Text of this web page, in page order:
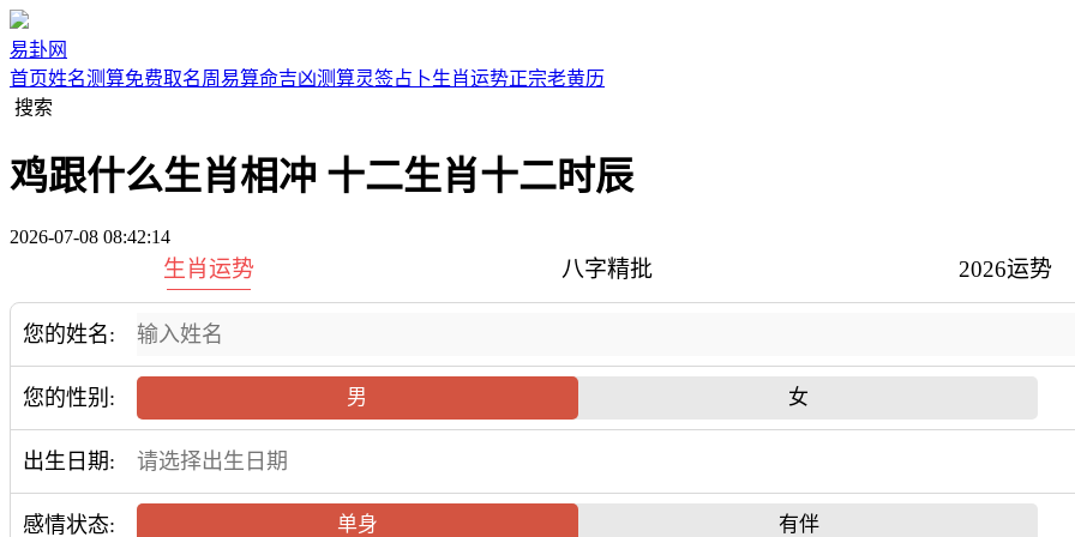
易卦网
首页姓名测算免费取名周易算命吉凶测算灵签占卜生肖运势正宗老黄历
搜索
鸡跟什么生肖相冲 十二生肖十二时辰
2026-07-08 08:42:14
生肖运势 八字精批 2026运势
您的姓名:
您的性别: 男 女
出生日期:
感情状态: 单身 有伴